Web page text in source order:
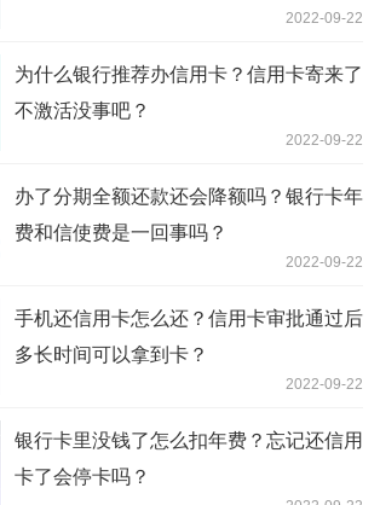
2022-09-22
为什么银行推荐办信用卡？信用卡寄来了
不激活没事吧？
2022-09-22
办了分期全额还款还会降额吗？银行卡年
费和信使费是一回事吗？
2022-09-22
手机还信用卡怎么还？信用卡审批通过后
多长时间可以拿到卡？
2022-09-22
银行卡里没钱了怎么扣年费？忘记还信用
卡了会停卡吗？